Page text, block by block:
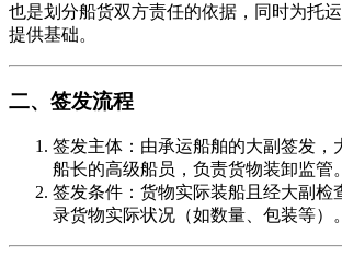
也是划分船货双方责任的依据，同时为托
提供基础。
二、签发流程
签发主体：由承运船舶的大副签发，
船长的高级船员，负责货物装卸监管。
签发条件：货物实际装船且经大副检
录货物实际状况（如数量、包装等）。